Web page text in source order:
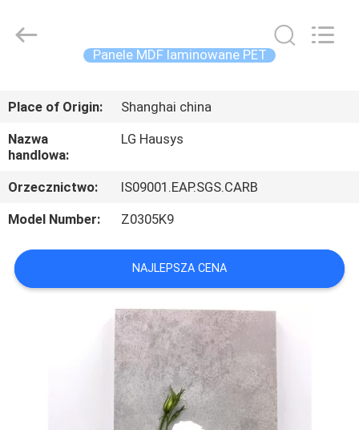
PRODUKTY
O
NAS
WYCIECZKA
PO
SKONTAKTUJ
Setting
Decorating
Panele MDF laminowane PET
Place of Origin:
Shanghai china
Nazwa
handlowa:
LG Hausys
Orzecznictwo:
IS09001.EAP.SGS.CARB
Model Number:
Z0305K9
NAJLEPSZA CENA